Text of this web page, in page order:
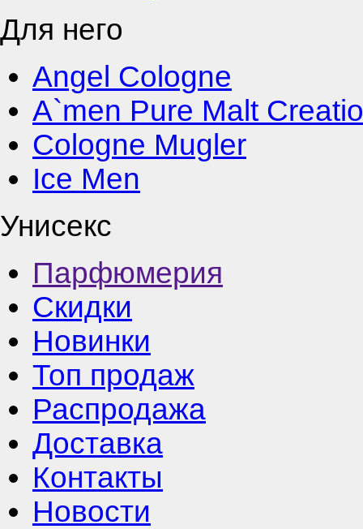
Для него
Angel Cologne
A`men Pure Malt
Cologne Mugler
Ice Men
Унисекс
Парфюмерия
Скидки
Новинки
Топ продаж
Распродажа
Доставка
Контакты
Новости